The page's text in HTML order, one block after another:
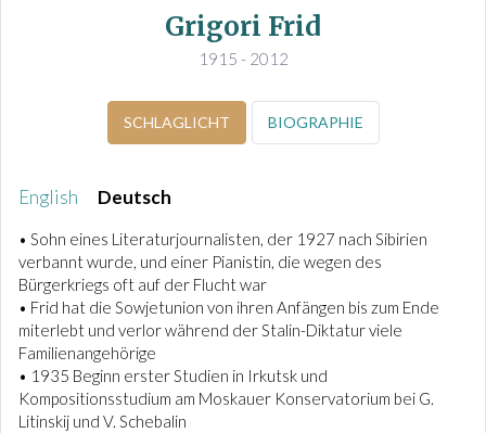
Grigori Frid
1915 - 2012
SCHLAGLICHT BIOGRAPHIE
English Deutsch
• Sohn eines Literaturjournalisten, der 1927 nach Sibirien
verbannt wurde, und einer Pianistin, die wegen des
Bürgerkriegs oft auf der Flucht war
• Frid hat die Sowjetunion von ihren Anfängen bis zum Ende
miterlebt und verlor während der Stalin-Diktatur viele
Familienangehörige
• 1935 Beginn erster Studien in Irkutsk und
Kompositionsstudium am Moskauer Konservatorium bei G.
Litinskij und V. Schebalin